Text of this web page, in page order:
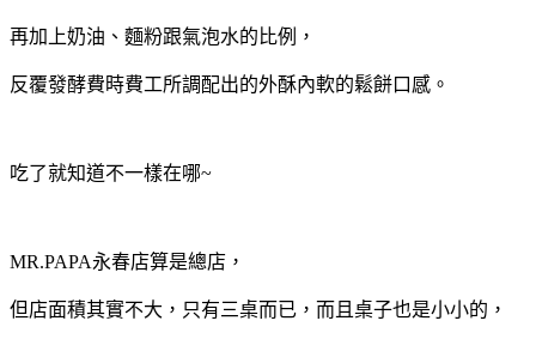
再加上奶油、麵粉跟氣泡水的比例，
反覆發酵費時費工所調配出的外酥內軟的鬆餅口感。
吃了就知道不一樣在哪~
MR.PAPA永春店算是總店，
但店面積其實不大，只有三桌而已，而且桌子也是小小的，